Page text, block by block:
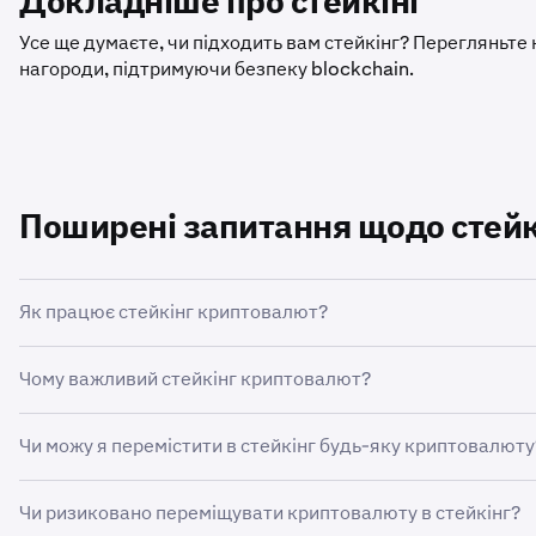
Усе ще думаєте, чи підходить вам стейкінг?
нагороди, підтримуючи безпеку blockchain.
Поширені запитання щодо
Як працює стейкінг криптовалют?
мережі blockchain. Стейкінг дозволяє власникам
використовується система стимулів і штрафів, що
участі в мережі.
Стейкери, які діють у межах правил протоколу,
можуть бути оштрафовані, наприклад втратити додану в
Чому важливий стейкінг криптовалют?
безпеки та децентралізації мережі blockchain.
Чи можу я перемістити в стейкінг будь-яку
частки володіння (PoS). Bitcoin та інші монети типу
Чи ризиковано переміщувати криптовалюту в стейкінг?